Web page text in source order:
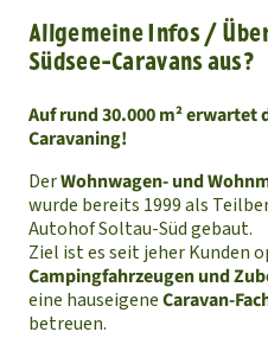
Allgemeine Infos /
Südsee-Caravans aus?
Auf rund 30.000 m² erwartet
Caravaning!
DerWohnwagen- und
wurde bereits 1999 als
Autohof Soltau-Süd gebaut.
Ziel ist es seit jeher Kunden
Campingfahrzeugen und
eine hauseigeneCaravan-
betreuen.